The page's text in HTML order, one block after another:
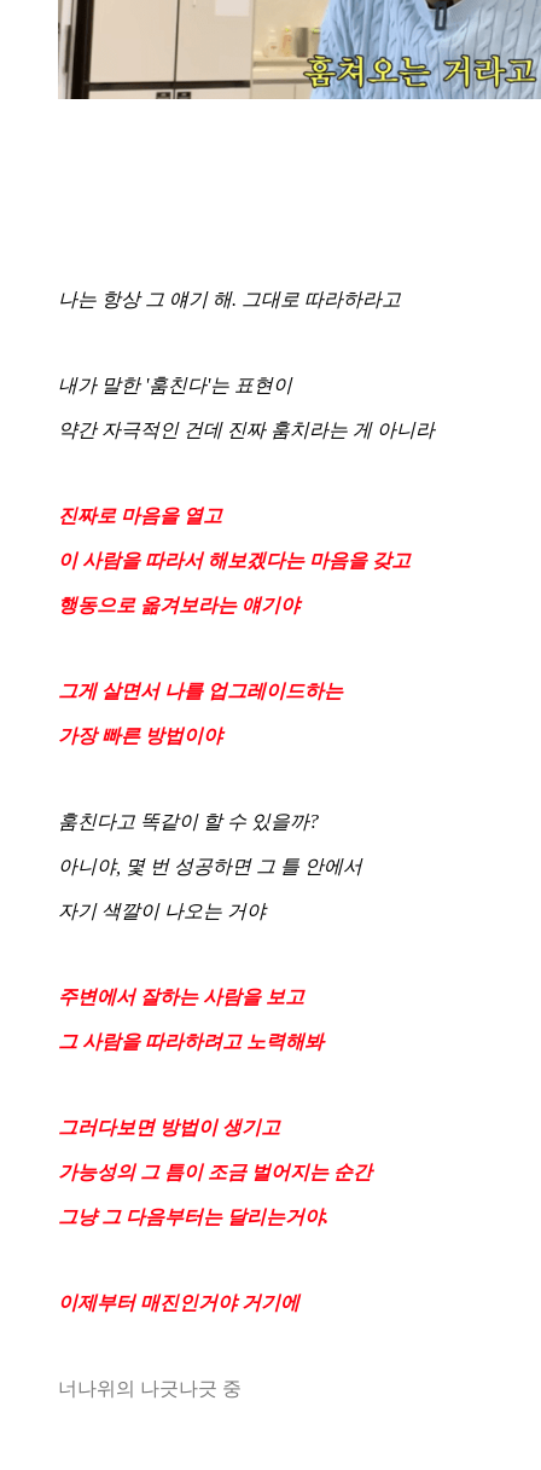
나는 항상 그 얘기 해. 그대로 따라하라고
내가 말한 '훔친다'는 표현이
약간 자극적인 건데 진짜 훔치라는 게 아니라
진짜로 마음을 열고
이 사람을 따라서 해보겠다는 마음을 갖고
행동으로 옮겨보라는 얘기야
그게 살면서 나를 업그레이드하는
가장 빠른 방법이야
훔친다고 똑같이 할 수 있을까?
아니야, 몇 번 성공하면 그 틀 안에서
자기 색깔이 나오는 거야
주변에서 잘하는 사람을 보고
그 사람을 따라하려고 노력해봐
그러다보면 방법이 생기고
가능성의 그 틈이 조금 벌어지는 순간
그냥 그 다음부터는 달리는거야.
이제부터 매진인거야 거기에
너나위의 나긋나긋 중